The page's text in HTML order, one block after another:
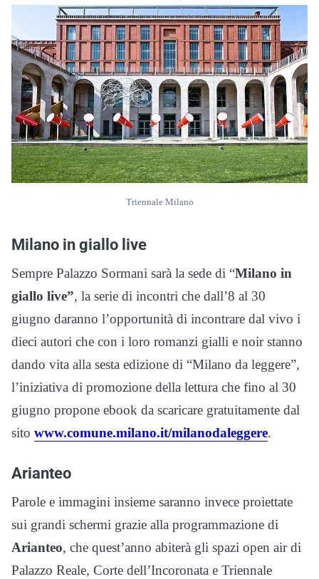
Triennale Milano
Milano in giallo live
Sempre Palazzo Sormani sarà la sede di “Milano in
giallo live”, la serie di incontri che dall’8 al 30
giugno daranno l’opportunità di incontrare dal vivo i
dieci autori che con i loro romanzi gialli e noir stanno
dando vita alla sesta edizione di “Milano da leggere”,
l’iniziativa di promozione della lettura che fino al 30
giugno propone ebook da scaricare gratuitamente dal
sito www.comune.milano.it/milanodaleggere.
Arianteo
Parole e immagini insieme saranno invece proiettate
sui grandi schermi grazie alla programmazione di
Arianteo, che quest’anno abiterà gli spazi open air di
Palazzo Reale, Corte dell’Incoronata e Triennale